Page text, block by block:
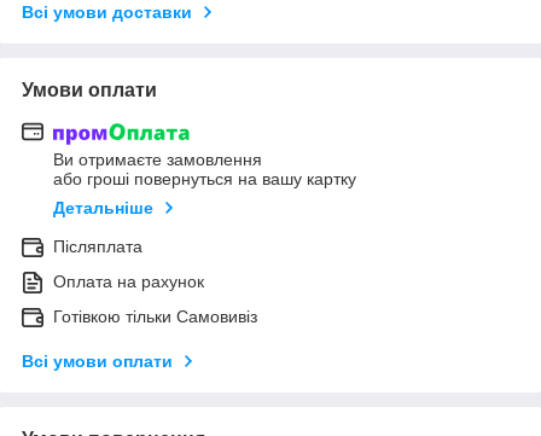
Всі умови доставки
Умови оплати
Ви отримаєте замовлення
або гроші повернуться на вашу картку
Детальніше
Післяплата
Оплата на рахунок
Готівкою тільки Самовивіз
Всі умови оплати